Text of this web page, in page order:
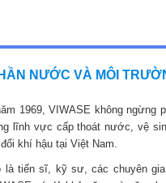
NƯỚC VÀ MÔI
1969, VIWASE không ngừng
lĩnh vực cấp thoát nước, vệ
khí hậu tại Việt Nam.
là tiến sĩ, kỹ sư, các chuyên